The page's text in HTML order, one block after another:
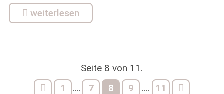
weiterlesen
Seite 8 von 11.
1
.... 7 8 9 .... 11